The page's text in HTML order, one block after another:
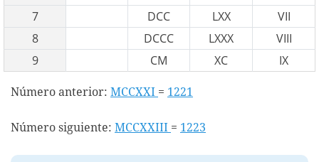
7
DCC LXX
VII
8
DCCC LXXX
VIII
9
CM XC IX
Número anterior: MCCXXI = 1221
Número siguiente: MCCXXIII = 1223